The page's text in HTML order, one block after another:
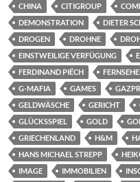
CHINA CITIGROUP
DEMONSTRATION
DIETER
DROGEN
DROHNE
EINSTWEILIGE VERFÜGUNG
FERDINAND PIËCH
G-MAFIA
GAMES
GELDWÄSCHE
GERICHT
GLÜCKSSPIEL
GOLD
GRIECHENLAND
H&M
HANS MICHAEL STREPP
IMAGE
IMMOBILIEN